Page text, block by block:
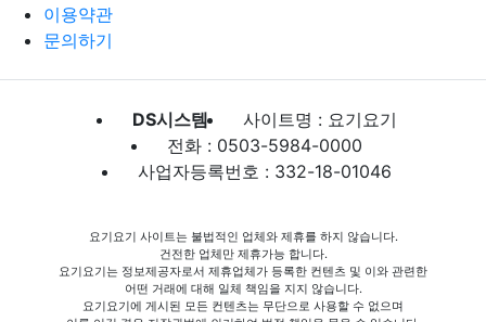
이용약관
문의하기
DS시스템
사이트명 : 요기요기
전화 : 0503-5984-0000
사업자등록번호 : 332-18-01046
요기요기 사이트는 불법적인 업체와 제휴를 하지 않습니다.
건전한 업체만 제휴가능 합니다.
요기요기는 정보제공자로서 제휴업체가 등록한 컨텐츠 및 이와 관련한
어떤 거래에 대해 일체 책임을 지지 않습니다.
요기요기에 게시된 모든 컨텐츠는 무단으로 사용할 수 없으며